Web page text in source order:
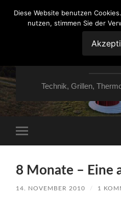
VON
Technik, Grillen,
Menü
8 Monate – Eine
14. NOVEMBER 2010 / 1
Diese Website benutzen
nutzen, stimmen Sie der